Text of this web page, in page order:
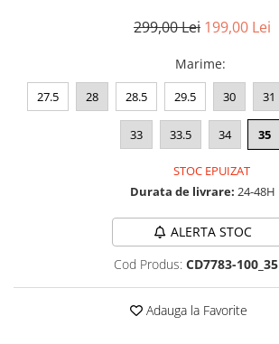
299,00 Lei 199,00 Lei
Marime:
27.5 28 28.5 29.5 30 31
33 33.5 34 35
STOC EPUIZAT
Durata de livrare: 24-48H
ALERTA STOC
Cod Produs: CD7783-100_35
Adauga la Favorite